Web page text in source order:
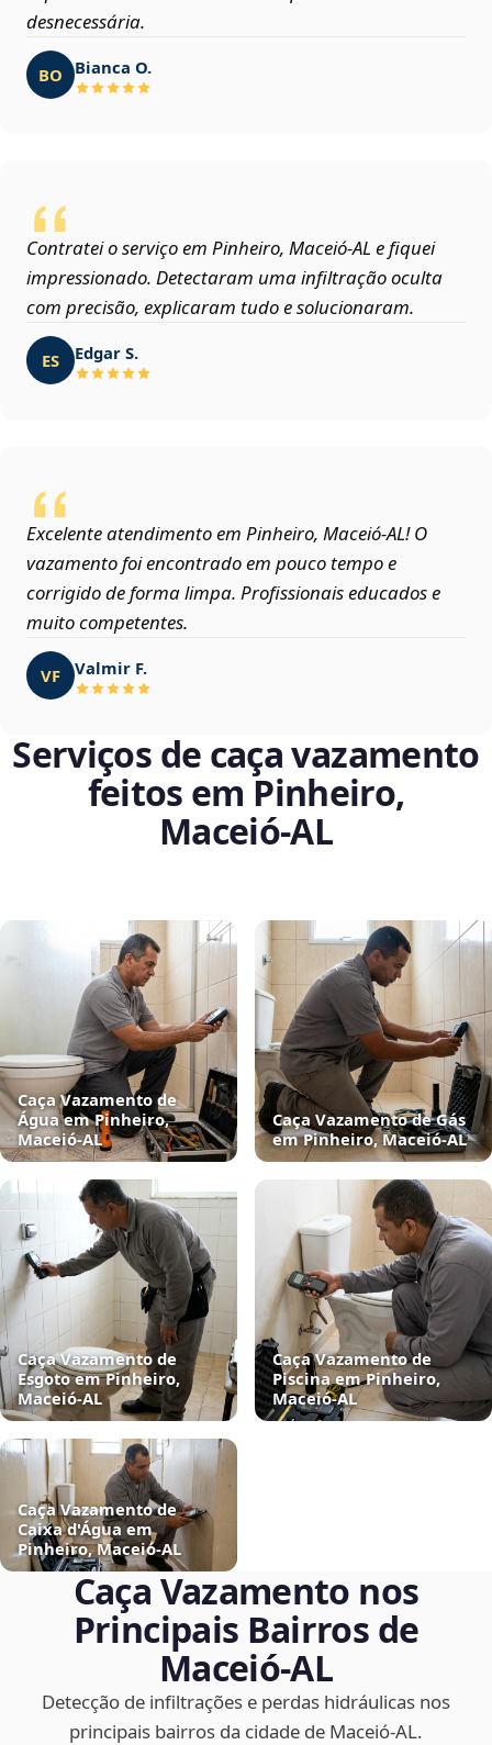
desnecessária.
BO Bianca O.
Contratei o serviço em Pinheiro, Maceió‑AL e fiquei
impressionado. Detectaram uma infiltração oculta
com precisão, explicaram tudo e solucionaram.
ES Edgar S.
Excelente atendimento em Pinheiro, Maceió‑AL! O
vazamento foi encontrado em pouco tempo e
corrigido de forma limpa. Profissionais educados e
muito competentes.
VF Valmir F.
Serviços de caça vazamento
feitos em Pinheiro,
Maceió‑AL
Caça Vazamento de
Água em Pinheiro,
Maceió‑AL
Caça Vazamento de Gás
em Pinheiro, Maceió‑AL
Caça Vazamento de
Esgoto em Pinheiro,
Maceió‑AL
Caça Vazamento de
Piscina em Pinheiro,
Maceió‑AL
Caça Vazamento de
Caixa d'Água em
Pinheiro, Maceió‑AL
Caça Vazamento nos
Principais Bairros de
Maceió‑AL
Detecção de infiltrações e perdas hidráulicas nos
principais bairros da cidade de Maceió‑AL.